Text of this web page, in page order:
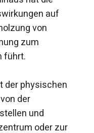
auf
von
zum
führt.
der physischen
der
und
oder zur